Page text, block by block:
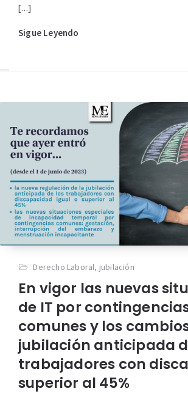
[…]
Sigue Leyendo
Derecho Laboral, jubilación
En vigor las nuevas
de IT por
comunes y los
jubilación anticipada
trabajadores con
superior al 45%